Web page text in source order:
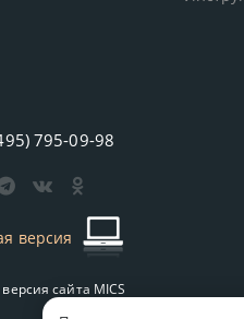
795-09-98
версия
сайта MICS